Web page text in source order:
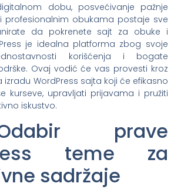
dobu, posvećivanje pažnje
profesionalnim obukama postaje sve
da pokrenete sajt za obuke i
je idealna platforma zbog svoje
korišćenja i bogate
Ovaj vodić će vas provesti kroz
izradu WordPress sajta koji će efikasno
kurseve, upravljati prijavama i pružiti
iskustvo.
prave
teme za
sadržaje